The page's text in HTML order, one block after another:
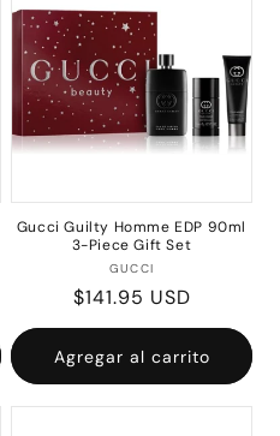
Gucci Guilty Homme EDP 90ml
3-Piece Gift Set
Proveedor:
GUCCI
Precio
habitual
$141.95 USD
Agregar al carrito